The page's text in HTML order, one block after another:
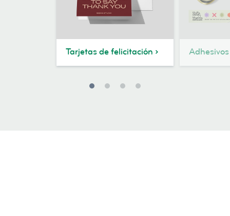
Tarjetas de felicitación